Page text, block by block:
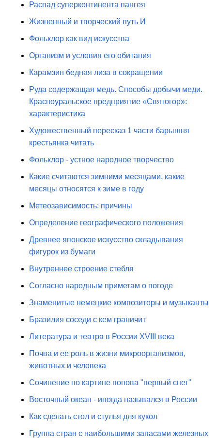
Распад суперконтинента пангея
Жизненный и творческий путь И
Фольклор как вид искусства
Организм и условия его обитания
Карамзин бедная лиза в сокращении
Руда содержащая медь. Способы добычи меди.
Красноуральское предприятие «Святогор»:
характеристика
Художественный пересказ 1 части барышня
крестьянка читать
Фольклор - устное народное творчество
Какие считаются зимними месяцами, какие
месяцы относятся к зиме в году
Метеозависимость: причины
Определение географического положения
Древнее японское искусство складывания
фигурок из бумаги
Внутреннее строение стебля
Согласно народным приметам о погоде
Знаменитые немецкие композиторы и музыканты
Бразилия соседи с кем граничит
Литература и театра в России XVIII века
Почва и ее роль в жизни микроорганизмов,
животных и человека
Сочинение по картине попова "первый снег"
Восточный океан - иногда назывался в России
Как сделать стол и стулья для кукол
Группа стран с наибольшими запасами железных